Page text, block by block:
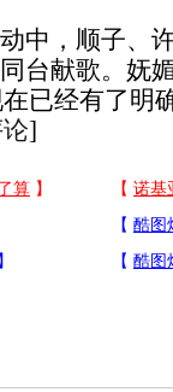
中，顺子、
台献歌。妩
已经有了明
]